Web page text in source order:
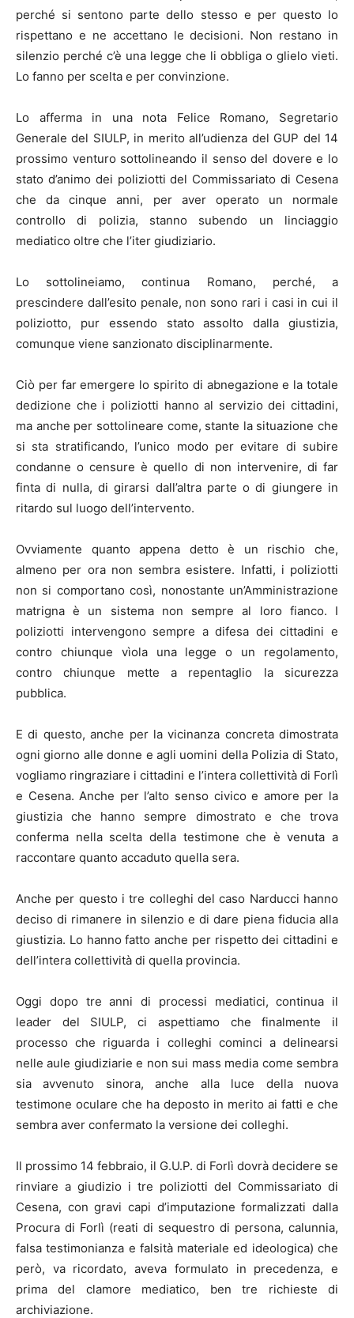
perché si sentono parte dello stesso e per questo lo
rispettano e ne accettano le decisioni. Non restano in
silenzio perché c’è una legge che li obbliga o glielo vieti.
Lo fanno per scelta e per convinzione.
Lo afferma in una nota Felice Romano, Segretario
Generale del SIULP, in merito all’udienza del GUP del 14
prossimo venturo sottolineando il senso del dovere e lo
stato d’animo dei poliziotti del Commissariato di Cesena
che da cinque anni, per aver operato un normale
controllo di polizia, stanno subendo un linciaggio
mediatico oltre che l’iter giudiziario.
Lo sottolineiamo, continua Romano, perché, a
prescindere dall’esito penale, non sono rari i casi in cui il
poliziotto, pur essendo stato assolto dalla giustizia,
comunque viene sanzionato disciplinarmente.
Ciò per far emergere lo spirito di abnegazione e la totale
dedizione che i poliziotti hanno al servizio dei cittadini,
ma anche per sottolineare come, stante la situazione che
si sta stratificando, l’unico modo per evitare di subire
condanne o censure è quello di non intervenire, di far
finta di nulla, di girarsi dall’altra parte o di giungere in
ritardo sul luogo dell’intervento.
Ovviamente quanto appena detto è un rischio che,
almeno per ora non sembra esistere. Infatti, i poliziotti
non si comportano così, nonostante un’Amministrazione
matrigna è un sistema non sempre al loro fianco. I
poliziotti intervengono sempre a difesa dei cittadini e
contro chiunque vìola una legge o un regolamento,
contro chiunque mette a repentaglio la sicurezza
pubblica.
E di questo, anche per la vicinanza concreta dimostrata
ogni giorno alle donne e agli uomini della Polizia di Stato,
vogliamo ringraziare i cittadini e l’intera collettività di Forlì
e Cesena. Anche per l’alto senso civico e amore per la
giustizia che hanno sempre dimostrato e che trova
conferma nella scelta della testimone che è venuta a
raccontare quanto accaduto quella sera.
Anche per questo i tre colleghi del caso Narducci hanno
deciso di rimanere in silenzio e di dare piena fiducia alla
giustizia. Lo hanno fatto anche per rispetto dei cittadini e
dell’intera collettività di quella provincia.
Oggi dopo tre anni di processi mediatici, continua il
leader del SIULP, ci aspettiamo che finalmente il
processo che riguarda i colleghi cominci a delinearsi
nelle aule giudiziarie e non sui mass media come sembra
sia avvenuto sinora, anche alla luce della nuova
testimone oculare che ha deposto in merito ai fatti e che
sembra aver confermato la versione dei colleghi.
Il prossimo 14 febbraio, il G.U.P. di Forlì dovrà decidere se
rinviare a giudizio i tre poliziotti del Commissariato di
Cesena, con gravi capi d’imputazione formalizzati dalla
Procura di Forlì (reati di sequestro di persona, calunnia,
falsa testimonianza e falsità materiale ed ideologica) che
però, va ricordato, aveva formulato in precedenza, e
prima del clamore mediatico, ben tre richieste di
archiviazione.